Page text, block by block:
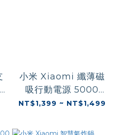
小米 Xiaomi 纖薄磁
吸行動電源 5000
15W (超輕超薄/三種
NT$1,399 ~ NT$1,499